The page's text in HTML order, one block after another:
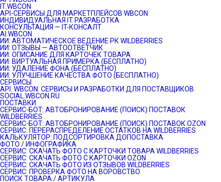
IT.WBCON
API-СЕРВИСЫ ДЛЯ МАРКЕТПЛЕЙСОВ WBCON
ИНДИВИДУАЛЬНАЯ IT РАЗРАБОТКА
КОНСУЛЬТАЦИЯ — IT-КОНСАЛТ
AI.WBCON
ИИ: АВТОМАТИЧЕСКОЕ ВЕДЕНИЕ РК WILDBERRIES
ИИ: ОТЗЫВЫ — АВТООТВЕТЧИК
ИИ: ОПИСАНИЕ ДЛЯ КАРТОЧЕК ТОВАРА
ИИ: ВИРТУАЛЬНАЯ ПРИМЕРКА (БЕСПЛАТНО)
ИИ: УДАЛЕНИЕ ФОНА (БЕСПЛАТНО)
ИИ: УЛУЧШЕНИЕ КАЧЕСТВА ФОТО (БЕСПЛАТНО)
СЕРВИСЫ
API. WBCON: СЕРВИСЫ И РАЗРАБОТКИ ДЛЯ ПОСТАВЩИКОВ
SOCIAL.WBCON.RU
ПОСТАВКИ
CЕРВИС-БОТ: АВТОБРОНИРОВАНИЕ (ПОИСК) ПОСТАВОК
WILDBERRIES
СЕРВИС-БОТ: АВТОБРОНИРОВАНИЕ (ПОИСК) ПОСТАВОК OZON
СЕРВИС: ПЕРЕРАСПРЕДЕЛЕНИЕ ОСТАТКОВ НА WILDBERRIES
КАЛЬКУЛЯТОР: ПОДСОРТИРОВКА ДОПОСТАВКА
ФОТО / ИНФОГРАФИКА
СЕРВИС: СКАЧАТЬ ФОТО С КАРТОЧКИ ТОВАРА WILDBERRIES
СЕРВИС: СКАЧАТЬ ФОТО С КАРТОЧКИ OZON
СЕРВИС: СКАЧАТЬ ФОТО ИЗ ОТЗЫВОВ WILDBERRIES
СЕРВИС: ПРОВЕРКА ФОТО НА ВОРОВСТВО
ПОИСК ТОВАРА / АРТИКУЛА